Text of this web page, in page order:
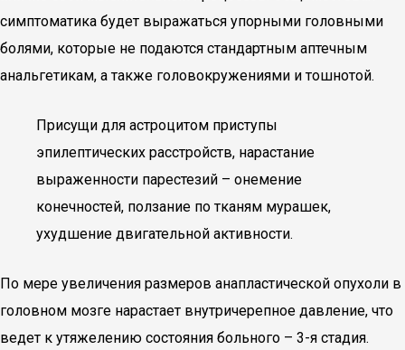
симптоматика будет выражаться упорными головными
болями, которые не подаются стандартным аптечным
анальгетикам, а также головокружениями и тошнотой.
Присущи для астроцитом приступы
эпилептических расстройств, нарастание
выраженности парестезий – онемение
конечностей, ползание по тканям мурашек,
ухудшение двигательной активности.
По мере увеличения размеров анапластической опухоли в
головном мозге нарастает внутричерепное давление, что
ведет к утяжелению состояния больного – 3-я стадия.